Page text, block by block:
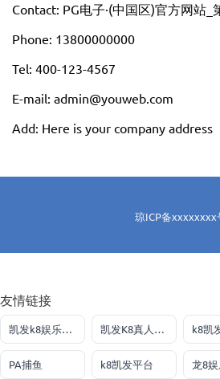
Contact: PG电子·(中国区)官方网站_
Phone: 13800000000
Tel: 400-123-4567
E-mail: admin@youweb.com
Add: Here is your company address
琼ICP备xxxxxxxx
友情链接
凯发k8娱乐最新登录首页 凯发K8真人网娱乐
PA捕鱼 k8凯发平台